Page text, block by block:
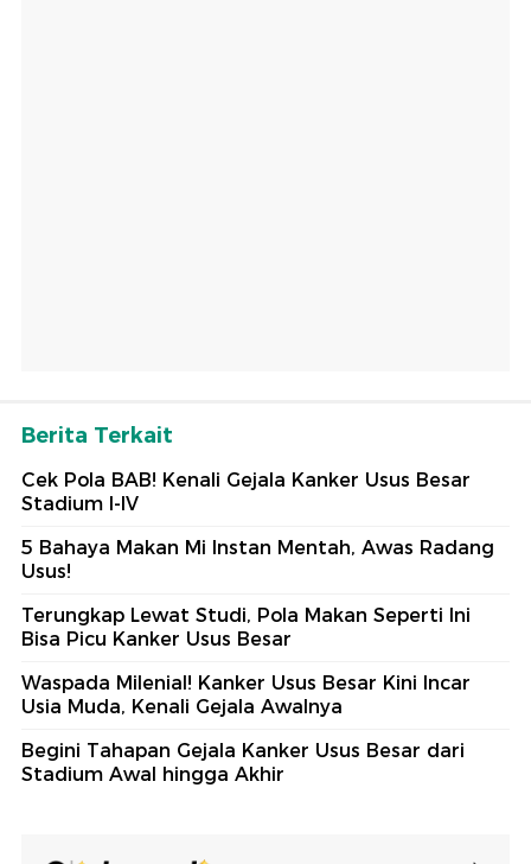
Berita Terkait
Cek Pola BAB! Kenali Gejala Kanker Usus Besar
Stadium I-IV
5 Bahaya Makan Mi Instan Mentah, Awas Radang
Usus!
Terungkap Lewat Studi, Pola Makan Seperti Ini
Bisa Picu Kanker Usus Besar
Waspada Milenial! Kanker Usus Besar Kini Incar
Usia Muda, Kenali Gejala Awalnya
Begini Tahapan Gejala Kanker Usus Besar dari
Stadium Awal hingga Akhir